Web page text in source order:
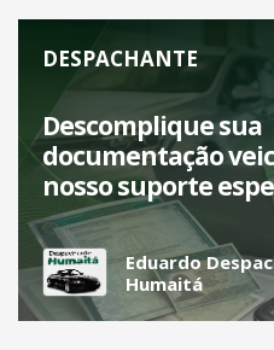
DESPACHANTE
Descomplique sua
documentação
nosso suporte
Eduardo
Humaitá